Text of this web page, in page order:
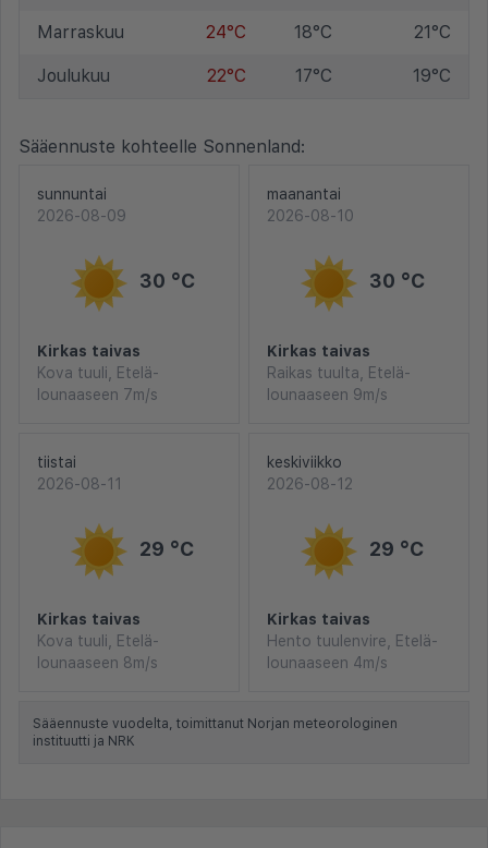
Marraskuu 24°C 18°C 21°C
Joulukuu 22°C 17°C 19°C
Sääennuste kohteelle Sonnenland:
sunnuntai
2026-08-09
30 °C
Kirkas taivas
Kova tuuli, Etelä-
lounaaseen 7m/s
maanantai
2026-08-10
30 °C
Kirkas taivas
Raikas tuulta, Etelä-
lounaaseen 9m/s
tiistai
2026-08-11
29 °C
Kirkas taivas
Kova tuuli, Etelä-
lounaaseen 8m/s
keskiviikko
2026-08-12
29 °C
Kirkas taivas
Hento tuulenvire, Etelä-
lounaaseen 4m/s
Sääennuste vuodelta, toimittanut Norjan meteorologinen
instituutti ja NRK